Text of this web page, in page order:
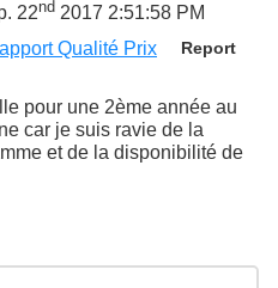
22nd 2017 2:51:58 PM
Report
Qualité Prix
pour une 2ème année au
car je suis ravie de la
et de la disponibilité de